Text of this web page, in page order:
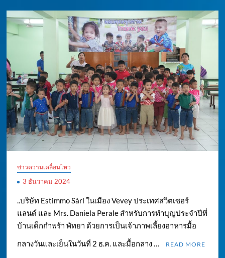
ข่าวความเคลื่อนไหว
3 ธันวาคม 2024
..บริษัท Estimmo Sàrl ในเมือง Vevey ประเทศสวิตเซอร์
แลนด์ และ Mrs. Daniela Perale สำหรับการทำบุญประจำปีที่
บ้านเด็กกำพร้า พัทยา ด้วยการเป็นเจ้าภาพเลี้ยงอาหารมื้อ
กลางวันและเย็นในวันที่ 2 ธ.ค. และมื้อกลาง …
READ MORE